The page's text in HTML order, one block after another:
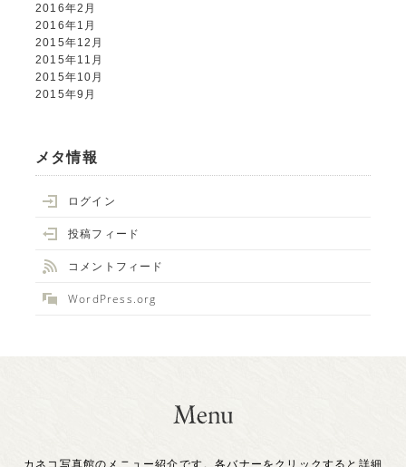
2016年2月
2016年1月
2015年12月
2015年11月
2015年10月
2015年9月
メタ情報
ログイン
投稿フィード
コメントフィード
WordPress.org
カネコ写真館のメニュー紹介です。各バナーをクリックすると詳細